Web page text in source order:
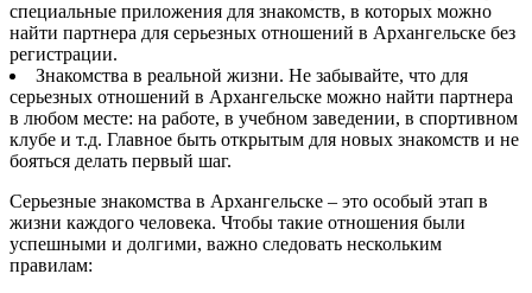
специальные приложения для знакомств, в которых можно
найти партнера для серьезных отношений в Архангельске без
регистрации.
Знакомства в реальной жизни. Не забывайте, что для
серьезных отношений в Архангельске можно найти партнера
в любом месте: на работе, в учебном заведении, в спортивном
клубе и т.д. Главное быть открытым для новых знакомств и не
бояться делать первый шаг.
Серьезные знакомства в Архангельске – это особый этап в
жизни каждого человека. Чтобы такие отношения были
успешными и долгими, важно следовать нескольким
правилам: